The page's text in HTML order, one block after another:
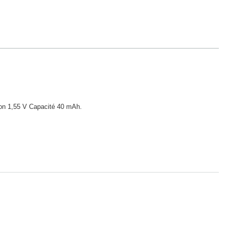
1,55 V Capacité 40 mAh.